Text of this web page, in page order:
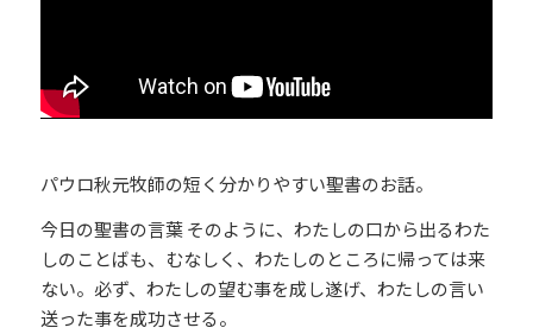
パウロ秋元牧師の短く分かりやすい聖書のお話。
今日の聖書の言葉 そのように、わたしの口から出るわた
しのことばも、むなしく、わたしのところに帰っては来
ない。必ず、わたしの望む事を成し遂げ、わたしの言い
送った事を成功させる。